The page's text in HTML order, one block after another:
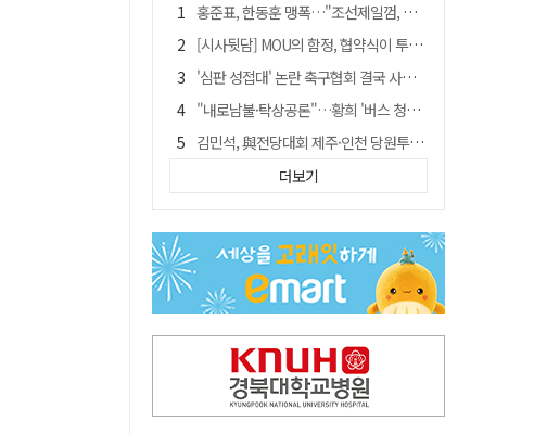
홍준표, 한동훈 맹폭…"조선제일껌, 권력에 살고 권력에 죽었다"
[시사뒷담] MOU의 함정, 협약식이 투자 확정은 아니긴 해
'심판 성접대' 논란 축구협회 결국 사과…"깊이 반성, 쇄신하겠다"
"내로남불·탁상공론"…황희 '버스 청년주택' 제안에 與 내부서도 쓴소리
김민석, 與전당대회 제주·인천 당원투표서 승리…누적 득표는 '초박빙'
"경로당 통장에 비밀번호가 적혀 있다"…전국 돌며 경로당 13곳 턴 30대 구속
휠체어 환자 발로 밀어 숨지게 한 70대 간병인…2심도 집행유예
"침대에 결박, 탈진"…평생 교회서 산 11세 남아, 병원 이송 끝 숨져
[금주의 이슈] 하늘의 외계인, 바다의 귀향자…영화 '호프'와 '오디세이'
더보기